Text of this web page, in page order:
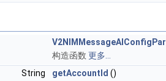
构造函数 更多...
String
getAccountId ()